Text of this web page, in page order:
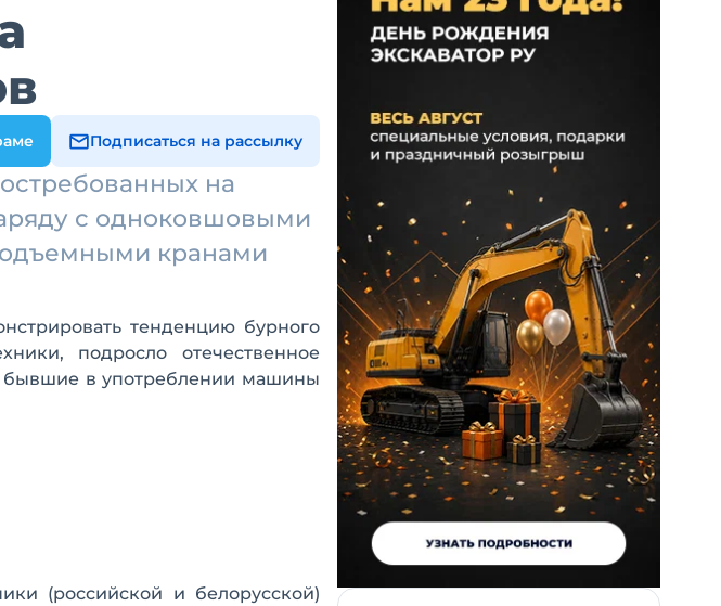
Подписаться на рассылку
на
с одноковшовыми
кранами
тенденцию бурного
подросло отечественное
бывшие в употреблении машины
(российской и белорусской)